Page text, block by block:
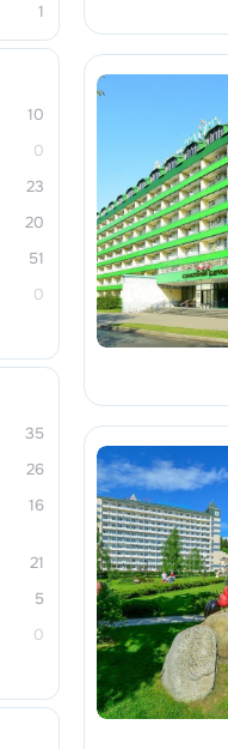
1
10
0
23
20
51
0
35
26
16
21
5
0